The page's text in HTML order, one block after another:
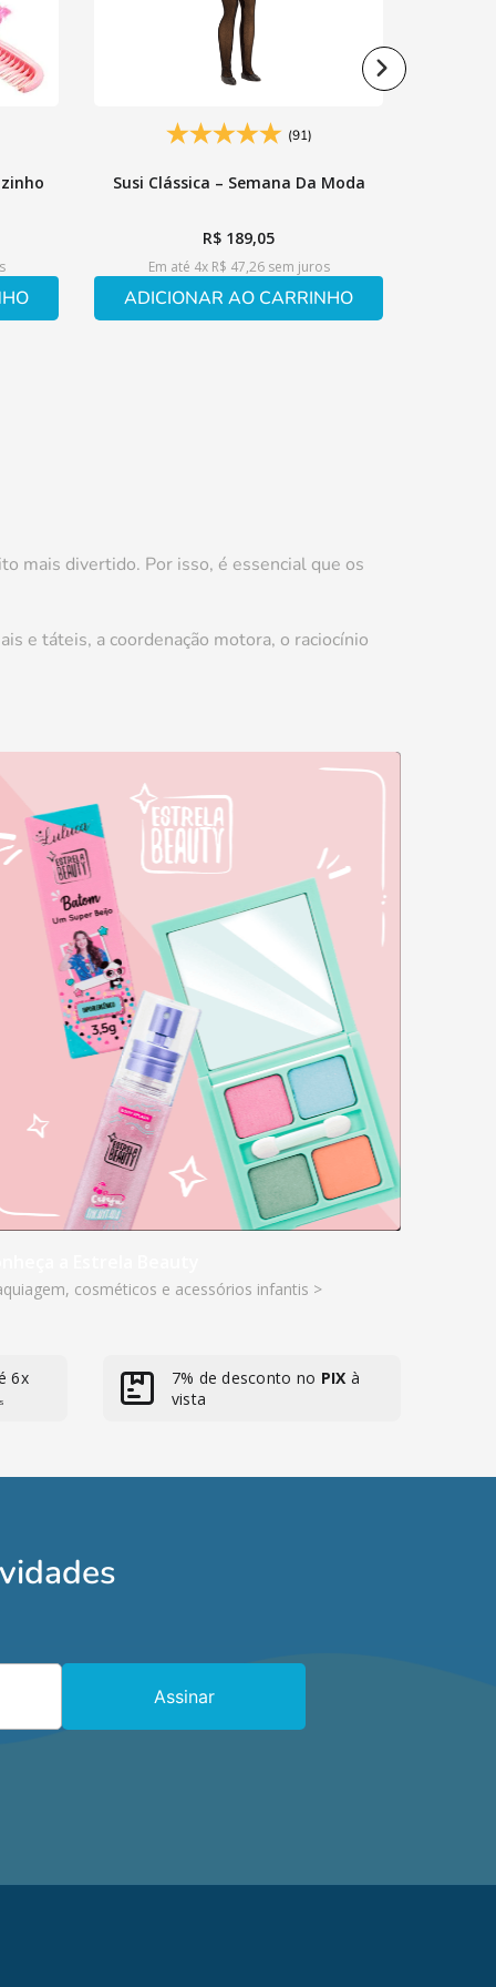
(91)
Susi Clássica – Semana Da Moda
R$ 189,05
Em até 4x R$ 47,26sem juros
ADICIONAR AO CARRINHO
mais divertido. Por isso, é essencial que os
e táteis, a coordenação motora, o raciocínio
cosméticos e acessórios infantis >
6x 7% de desconto no PIX à
vista
Assinar